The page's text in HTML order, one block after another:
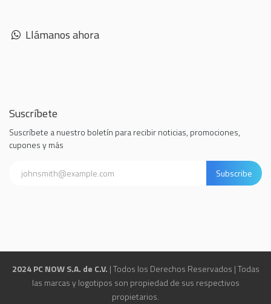
Llámanos ahora
Suscríbete
Suscríbete a nuestro boletín para recibir noticias, promociones,
cupones y más
Subscribe
2024 PC NOW S.A. de C.V. | Todos los Derechos Reservados | Todas
las marcas y logotipos son propiedad de sus respectivos
propietarios.